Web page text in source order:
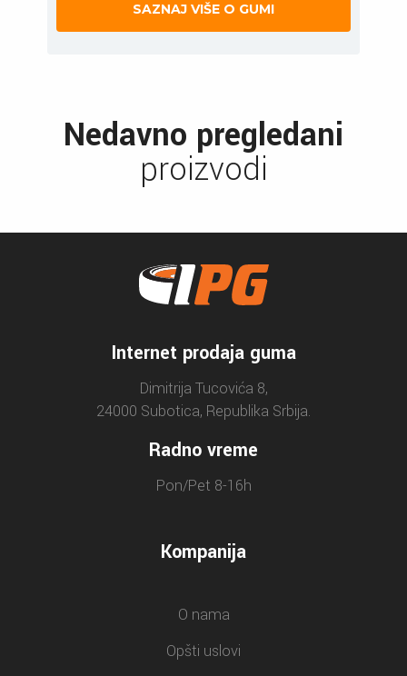
SAZNAJ VIŠE O GUMI
Nedavno pregledani
proizvodi
Internet prodaja guma
Dimitrija Tucovića 8,
24000 Subotica, Republika Srbija.
Radno vreme
Pon/Pet 8-16h
Kompanija
O nama
Opšti uslovi